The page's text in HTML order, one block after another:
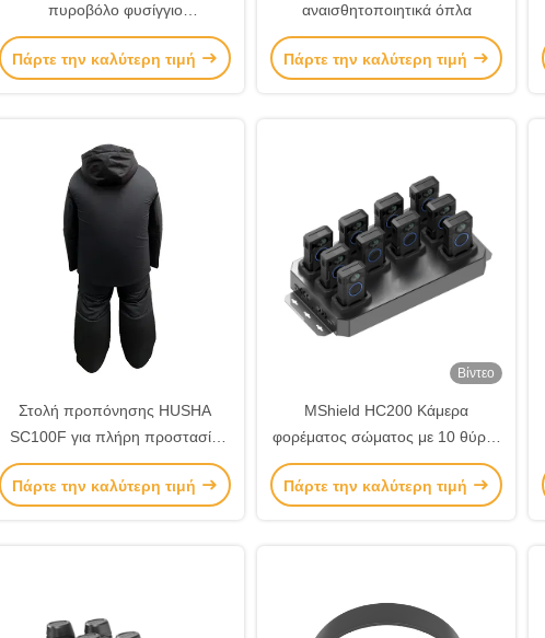
πυροβόλο φυσίγγιο
ηλεκτροπληξία ισχυρό ηλεκτρικό
φυσίγγιο
Πάρτε την καλύτερη τιμή
αναισθητοποιητικά όπλα
Πάρτε την καλύτερη τιμή
Στολή προπόνησης HUSHA
SC100F για πλήρη προστασία
σώματος κατά τη διάρκεια
προπόνησης σκοποβολής χωρίς
Πάρτε την καλύτερη τιμή
Βίντεο
MShield HC200 Κάμερα
φορέματος σώματος με 10 θύρες
για φόρτιση και φόρτωση
δεδομένων συμβατή με την
Πάρτε την καλύτερη τιμή